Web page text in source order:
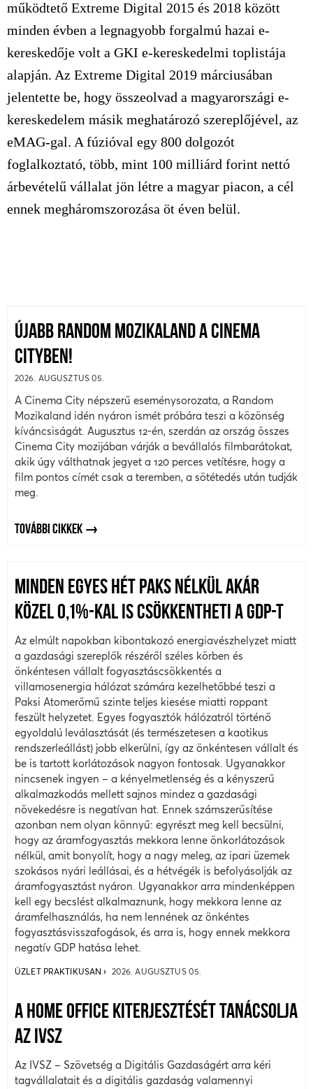
működtető Extreme Digital 2015 és 2018 között
minden évben a legnagyobb forgalmú hazai e-
kereskedője volt a GKI e-kereskedelmi toplistája
alapján. Az Extreme Digital 2019 márciusában
jelentette be, hogy összeolvad a magyarországi e-
kereskedelem másik meghatározó szereplőjével, az
eMAG-gal. A fúzióval egy 800 dolgozót
foglalkoztató, több, mint 100 milliárd forint nettó
árbevételű vállalat jön létre a magyar piacon, a cél
ennek megháromszorozása öt éven belül.
ÚJABB RANDOM MOZIKALAND A CINEMA
CITYBEN!
2026. AUGUSZTUS 05.
A Cinema City népszerű eseménysorozata, a Random
Mozikaland idén nyáron ismét próbára teszi a közönség
kíváncsiságát. Augusztus 12-én, szerdán az ország összes
Cinema City mozijában várják a bevállalós filmbarátokat,
akik úgy válthatnak jegyet a 120 perces vetítésre, hogy a
film pontos címét csak a teremben, a sötétedés után tudják
meg.
TOVÁBBI CIKKEK
MINDEN EGYES HÉT PAKS NÉLKÜL AKÁR
KÖZEL 0,1%-KAL IS CSÖKKENTHETI A GDP-T
Az elmúlt napokban kibontakozó energiavészhelyzet miatt
a gazdasági szereplők részéről széles körben és
önkéntesen vállalt fogyasztáscsökkentés a
villamosenergia hálózat számára kezelhetőbbé teszi a
Paksi Atomerőmű szinte teljes kiesése miatti roppant
feszült helyzetet. Egyes fogyasztók hálózatról történő
egyoldalú leválasztását (és természetesen a kaotikus
rendszerleállást) jobb elkerülni, így az önkéntesen vállalt és
be is tartott korlátozások nagyon fontosak. Ugyanakkor
nincsenek ingyen – a kényelmetlenség és a kényszerű
alkalmazkodás mellett sajnos mindez a gazdasági
növekedésre is negatívan hat. Ennek számszerűsítése
azonban nem olyan könnyű: egyrészt meg kell becsülni,
hogy az áramfogyasztás mekkora lenne önkorlátozások
nélkül, amit bonyolít, hogy a nagy meleg, az ipari üzemek
szokásos nyári leállásai, és a hétvégék is befolyásolják az
áramfogyasztást nyáron. Ugyanakkor arra mindenképpen
kell egy becslést alkalmaznunk, hogy mekkora lenne az
áramfelhasználás, ha nem lennének az önkéntes
fogyasztásvisszafogások, és arra is, hogy ennek mekkora
negatív GDP hatása lehet.
ÜZLET PRAKTIKUSAN 2026. AUGUSZTUS 05.
A HOME OFFICE KITERJESZTÉSÉT TANÁCSOLJA
AZ IVSZ
Az IVSZ – Szövetség a Digitális Gazdaságért arra kéri
tagvállalatait és a digitális gazdaság valamennyi